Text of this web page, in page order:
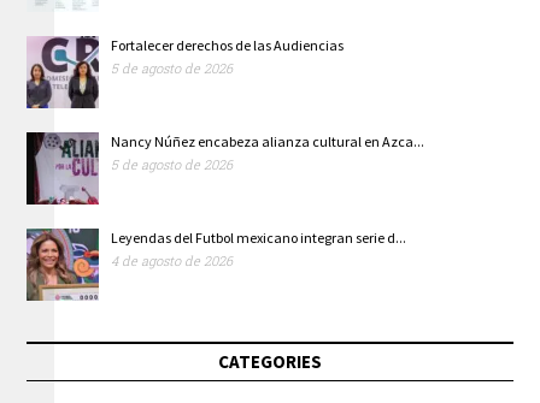
Fortalecer derechos de las Audiencias
5 de agosto de 2026
Nancy Núñez encabeza alianza cultural en Azca...
5 de agosto de 2026
Leyendas del Futbol mexicano integran serie d...
4 de agosto de 2026
CATEGORIES